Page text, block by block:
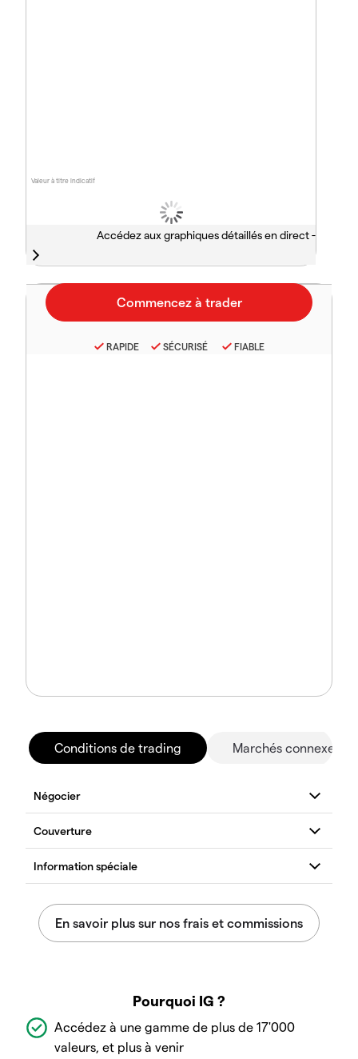
Valeur à titre indicatif
Accédez aux graphiques détaillés en direct -
RAPIDE SÉCURISÉ FIABLE
Conditions de trading Marchés connexes
Pourquoi IG ?
Accédez à une gamme de plus de 17'000
valeurs, et plus à venir